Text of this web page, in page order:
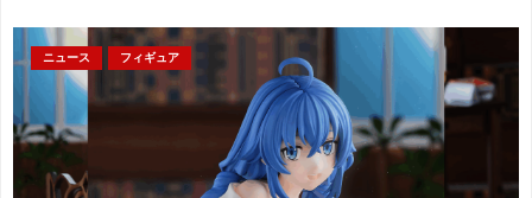
ニュース フィギュア